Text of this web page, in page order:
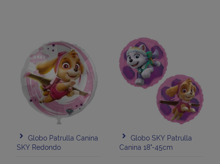
Globo Patrulla Canina
SKY Redondo
Globo SKY Patrulla
Canina 18"-45cm